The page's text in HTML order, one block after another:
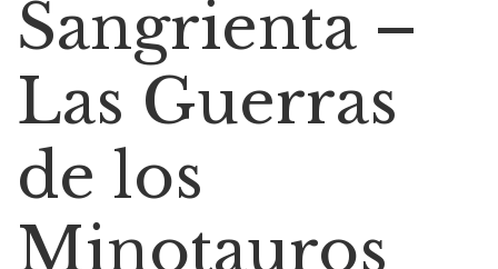
Sangrienta –
Las Guerras
de los
Minotauros